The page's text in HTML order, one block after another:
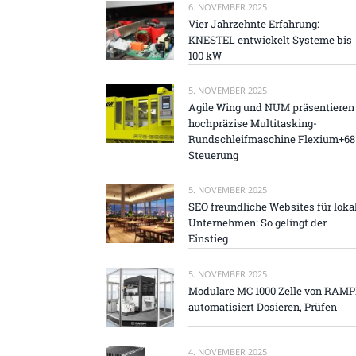
6. NOVEMBER 2025
Vier Jahrzehnte Erfahrung:
KNESTEL entwickelt Systeme bis
100 kW
5. NOVEMBER 2025
Agile Wing und NUM präsentieren
hochpräzise Multitasking-
Rundschleifmaschine Flexium+68
Steuerung
5. NOVEMBER 2025
SEO freundliche Websites für
Unternehmen: So gelingt der
Einstieg
5. NOVEMBER 2025
Modulare MC 1000 Zelle von
automatisiert Dosieren, Prüfen
4. NOVEMBER 2025